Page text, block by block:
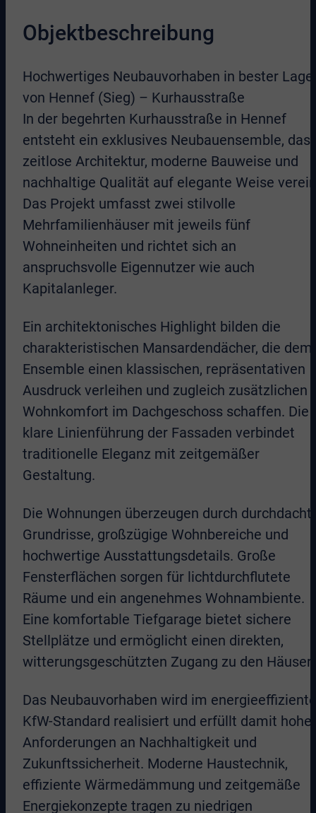
Objektbeschreibung
Hochwertiges Neubauvorhaben in bester Lage
von Hennef (Sieg) – Kurhausstraße
In der begehrten Kurhausstraße in Hennef
entsteht ein exklusives Neubauensemble, das
zeitlose Architektur, moderne Bauweise und
nachhaltige Qualität auf elegante Weise
Das Projekt umfasst zwei stilvolle
Mehrfamilienhäuser mit jeweils fünf
Wohneinheiten und richtet sich an
anspruchsvolle Eigennutzer wie auch
Kapitalanleger.
Ein architektonisches Highlight bilden die
charakteristischen Mansardendächer, die dem
Ensemble einen klassischen, repräsentativen
Ausdruck verleihen und zugleich zusätzlichen
Wohnkomfort im Dachgeschoss schaffen. Die
klare Linienführung der Fassaden verbindet
traditionelle Eleganz mit zeitgemäßer
Gestaltung.
Die Wohnungen überzeugen durch
Grundrisse, großzügige Wohnbereiche und
hochwertige Ausstattungsdetails. Große
Fensterflächen sorgen für lichtdurchflutete
Räume und ein angenehmes Wohnambiente.
Eine komfortable Tiefgarage bietet sichere
Stellplätze und ermöglicht einen direkten,
witterungsgeschützten Zugang zu den
Das Neubauvorhaben wird im
KfW-Standard realisiert und erfüllt damit hohe
Anforderungen an Nachhaltigkeit und
Zukunftssicherheit. Moderne Haustechnik,
effiziente Wärmedämmung und zeitgemäße
Energiekonzepte tragen zu niedrigen